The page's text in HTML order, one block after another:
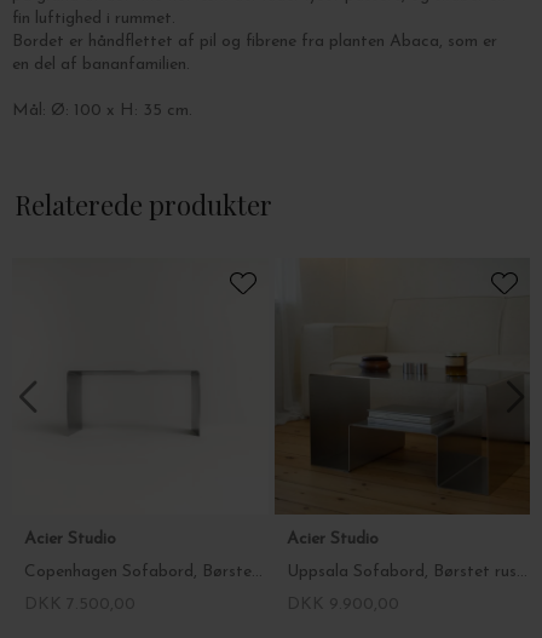
fin luftighed i rummet.
Bordet er håndflettet af pil og fibrene fra planten Abaca, som er
en del af bananfamilien.
Mål: Ø: 100 x H: 35 cm.
Relaterede produkter
Acier Studio
Copenhagen Sofabord, Børstet rustfri stål
Acier Studio
Uppsala Sofabord, Børstet rustfri stål